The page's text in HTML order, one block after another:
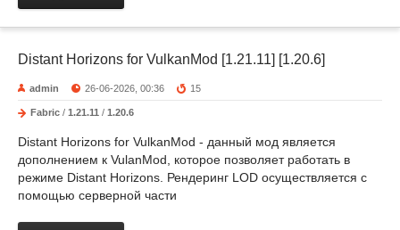
Distant Horizons for VulkanMod [1.21.11] [1.20.6]
admin 26-06-2026, 00:36 15
Fabric / 1.21.11 / 1.20.6
Distant Horizons for VulkanMod - данный мод является
дополнением к VulanMod, которое позволяет работать в
режиме Distant Horizons. Рендеринг LOD осуществляется с
помощью серверной части